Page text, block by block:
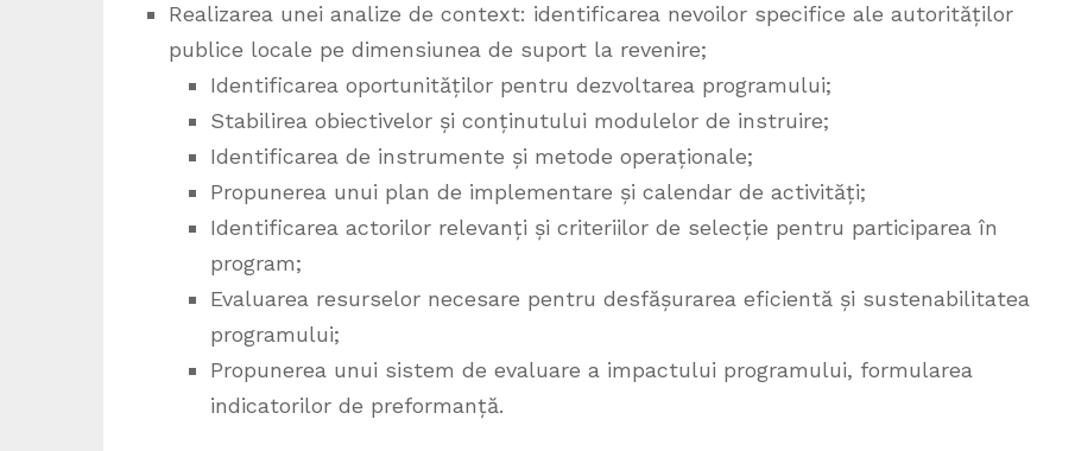
Realizarea unei analize de context: identificarea nevoilor specifice ale autorităților
publice locale pe dimensiunea de suport la revenire;
Identificarea oportunităților pentru dezvoltarea programului;
Stabilirea obiectivelor și conținutului modulelor de instruire;
Identificarea de instrumente și metode operaționale;
Propunerea unui plan de implementare și calendar de activități;
Identificarea actorilor relevanți și criteriilor de selecție pentru participarea în
program;
Evaluarea resurselor necesare pentru desfășurarea eficientă și sustenabilitatea
programului;
Propunerea unui sistem de evaluare a impactului programului, formularea
indicatorilor de preformanță.